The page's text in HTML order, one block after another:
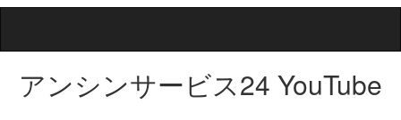
アンシンサービス24 YouTube